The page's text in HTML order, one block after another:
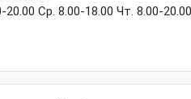
Ср. 8.00-18.00 Чт. 8.00-20.00